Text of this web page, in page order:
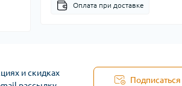
Оплата при доставке
и скидках
Подписаться